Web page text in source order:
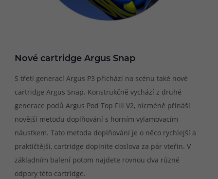
Nové cartridge Argus Snap
S třetí generací Argus P3 přichází na scénu také nové
cartridge Argus Snap. Konstrukčně vychází z druhé
generace podů Argus Pod Top Fill V2, nicméně přináší
novější metodu doplňování s horním vylamovacím
náustkem. Tato metoda doplňování je o něco rychlejší a
praktičtější, cartridge doplníte doslova za pár vteřin. V
základním balení potom najdete rovnou dva různé
odpory této cartridge.